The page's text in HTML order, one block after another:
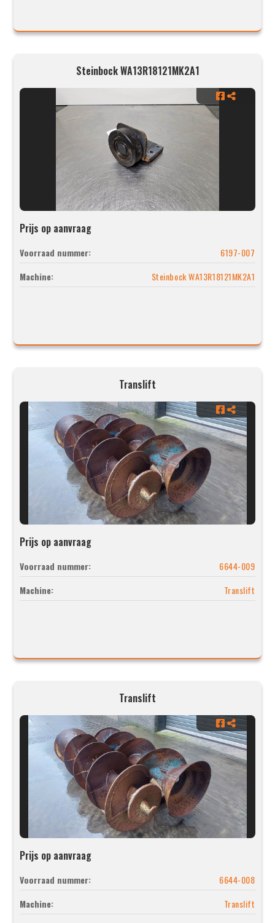
Steinbock WA13R18121MK2A1
Prijs op aanvraag
Voorraad nummer:
6197-007
Machine:
Steinbock WA13R18121MK2A1
Translift
Prijs op aanvraag
Voorraad nummer:
6644-009
Machine:
Translift
Translift
Prijs op aanvraag
Voorraad nummer:
6644-008
Machine:
Translift